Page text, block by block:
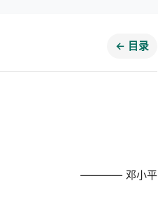
← 目录
———— 邓小平